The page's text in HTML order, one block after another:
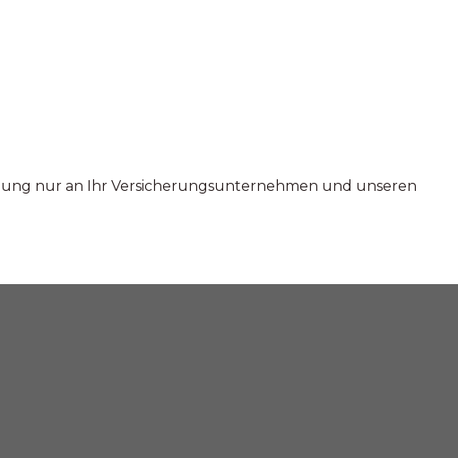
nur an Ihr Versicherungsunternehmen und unseren